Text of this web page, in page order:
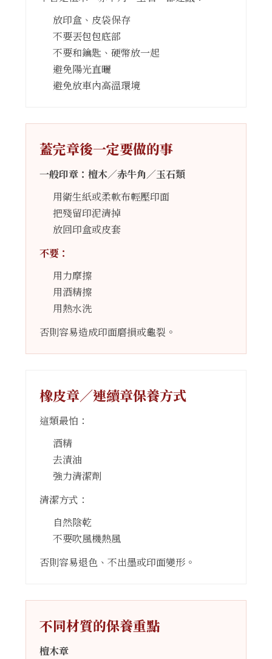
放印盒、皮袋保存
不要丟包包底部
不要和鑰匙、硬幣放一起
避免陽光直曬
避免放車內高溫環境
蓋完章後一定要做的事
一般印章：檀木／赤牛角／玉石類
用衛生紙或柔軟布輕壓印面
把殘留印泥清掉
放回印盒或皮套
不要：
用力摩擦
用酒精擦
用熱水洗
否則容易造成印面磨損或龜裂。
橡皮章／連續章保養方式
這類最怕：
酒精
去漬油
強力清潔劑
清潔方式：
自然陰乾
不要吹風機熱風
否則容易退色、不出墨或印面變形。
不同材質的保養重點
檀木章